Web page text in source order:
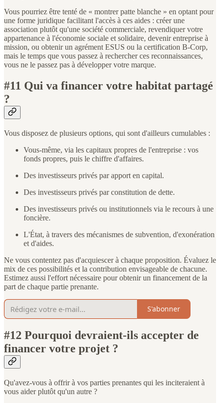
Vous pourriez être tenté de « montrer patte blanche » en optant pour
une forme juridique facilitant l'accès à ces aides : créer une
association plutôt qu'une société commerciale, revendiquer votre
appartenance à l'économie sociale et solidaire, devenir entreprise à
mission, ou obtenir un agrément ESUS ou la certification B-Corp,
mais le temps que vous passez à rechercher ces reconnaissances,
vous ne le passez pas à développer votre marque.
#11 Qui va financer votre habitat partagé
?
Vous disposez de plusieurs options, qui sont d'ailleurs cumulables :
Vous-même, via les capitaux propres de l'entreprise : vos
fonds propres, puis le chiffre d'affaires.
Des investisseurs privés par apport en capital.
Des investisseurs privés par constitution de dette.
Des investisseurs privés ou institutionnels via le recours à une
foncière.
L'État, à travers des mécanismes de subvention, d'exonération
et d'aides.
Ne vous contentez pas d'acquiescer à chaque proposition. Évaluez le
mix de ces possibilités et la contribution envisageable de chacune.
Estimez aussi l'effort nécessaire pour obtenir un financement de la
part de chaque partie prenante.
S'abonner
#12 Pourquoi devraient-ils accepter de
financer votre projet ?
Qu'avez-vous à offrir à vos parties prenantes qui les inciteraient à
vous aider plutôt qu'un autre ?